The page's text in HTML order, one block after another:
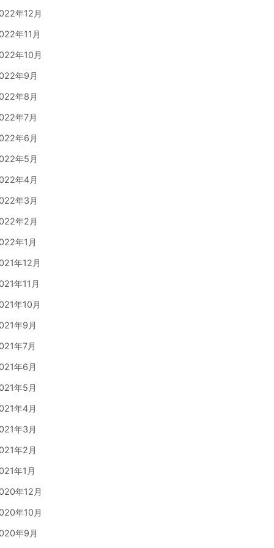
年12月
年11月
年10月
年9月
年8月
年7月
年6月
年5月
年4月
年3月
年2月
年1月
年12月
年11月
年10月
年9月
年7月
年6月
年5月
年4月
年3月
年2月
年1月
年12月
年10月
年9月